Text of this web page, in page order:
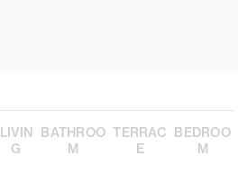
LIVIN
G
BATHROO
M
TERRAC
E
BEDROO
M